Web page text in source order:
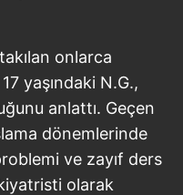
onlarca
yaşındaki N.G.,
anlattı. Geçen
dönemlerinde
ve zayıf ders
olarak